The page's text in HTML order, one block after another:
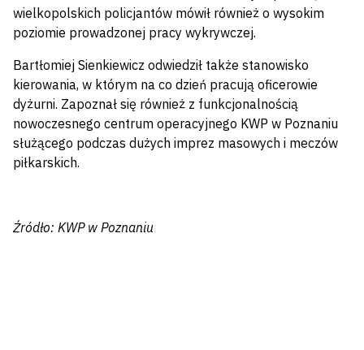
wielkopolskich policjantów mówił również o wysokim
poziomie prowadzonej pracy wykrywczej.
Bartłomiej Sienkiewicz odwiedził także stanowisko
kierowania, w którym na co dzień pracują oficerowie
dyżurni. Zapoznał się również z funkcjonalnością
nowoczesnego centrum operacyjnego KWP w Poznaniu
służącego podczas dużych imprez masowych i meczów
piłkarskich.
Źródło: KWP w Poznaniu